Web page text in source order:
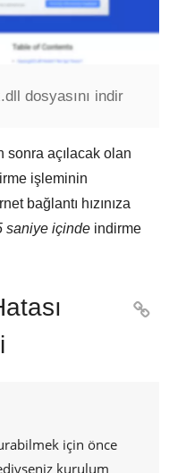
dosyasını indir
sonra açılacak olan
işleminin
bağlantı hızınıza
saniye içinde indirme

için önce
kurulum